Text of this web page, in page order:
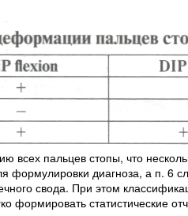
пальцев стопы, что
формулировки диагноза, а п. 6
свода. При этом
формировать статистические